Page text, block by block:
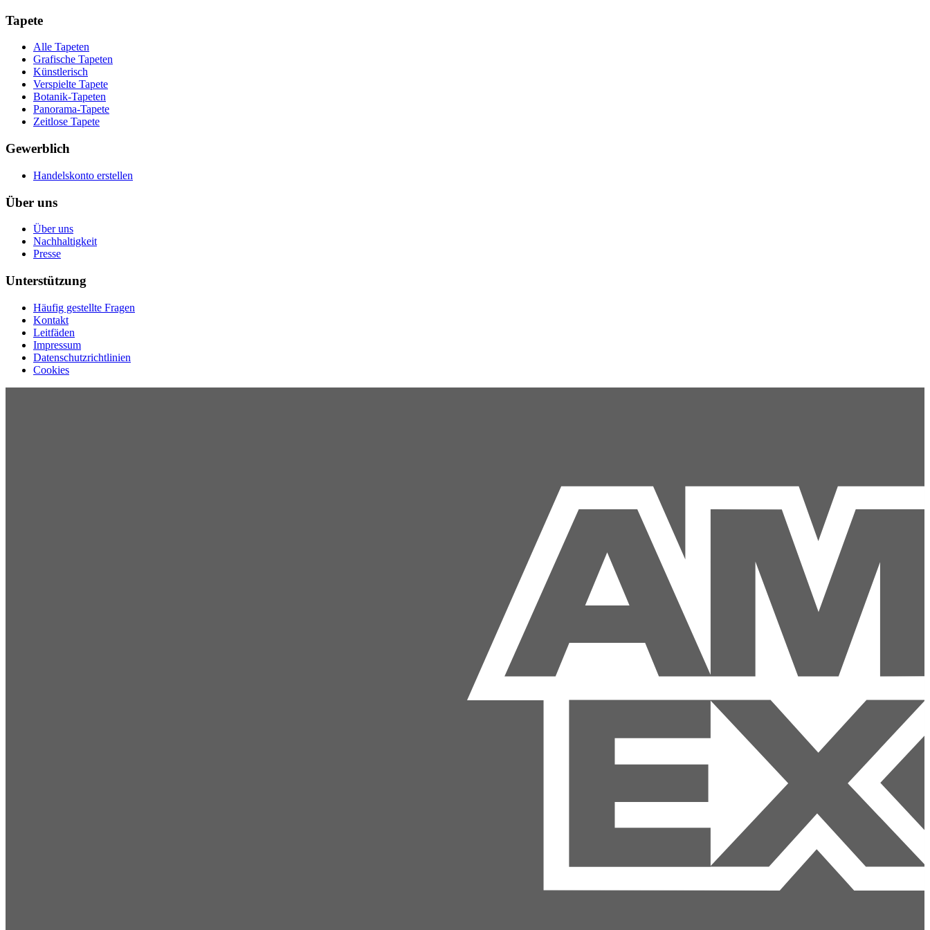
Tapete
Alle Tapeten
Grafische Tapeten
Künstlerisch
Verspielte Tapete
Botanik-Tapeten
Panorama-Tapete
Zeitlose Tapete
Gewerblich
Handelskonto erstellen
Über uns
Über uns
Nachhaltigkeit
Presse
Unterstützung
Häufig gestellte Fragen
Kontakt
Leitfäden
Impressum
Datenschutzrichtlinien
Cookies